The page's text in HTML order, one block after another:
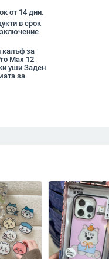
от 14 дни.
в срок
калъф за
Max 12
уши Заден
за